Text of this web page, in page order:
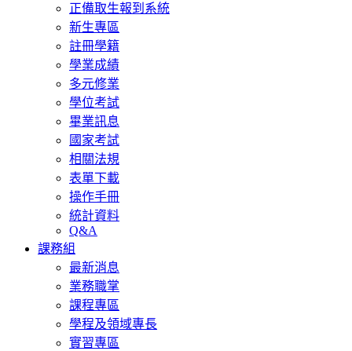
正備取生報到系統
新生專區
註冊學籍
學業成績
多元修業
學位考試
畢業訊息
國家考試
相關法規
表單下載
操作手冊
統計資料
Q&A
課務組
最新消息
業務職掌
課程專區
學程及領域專長
實習專區